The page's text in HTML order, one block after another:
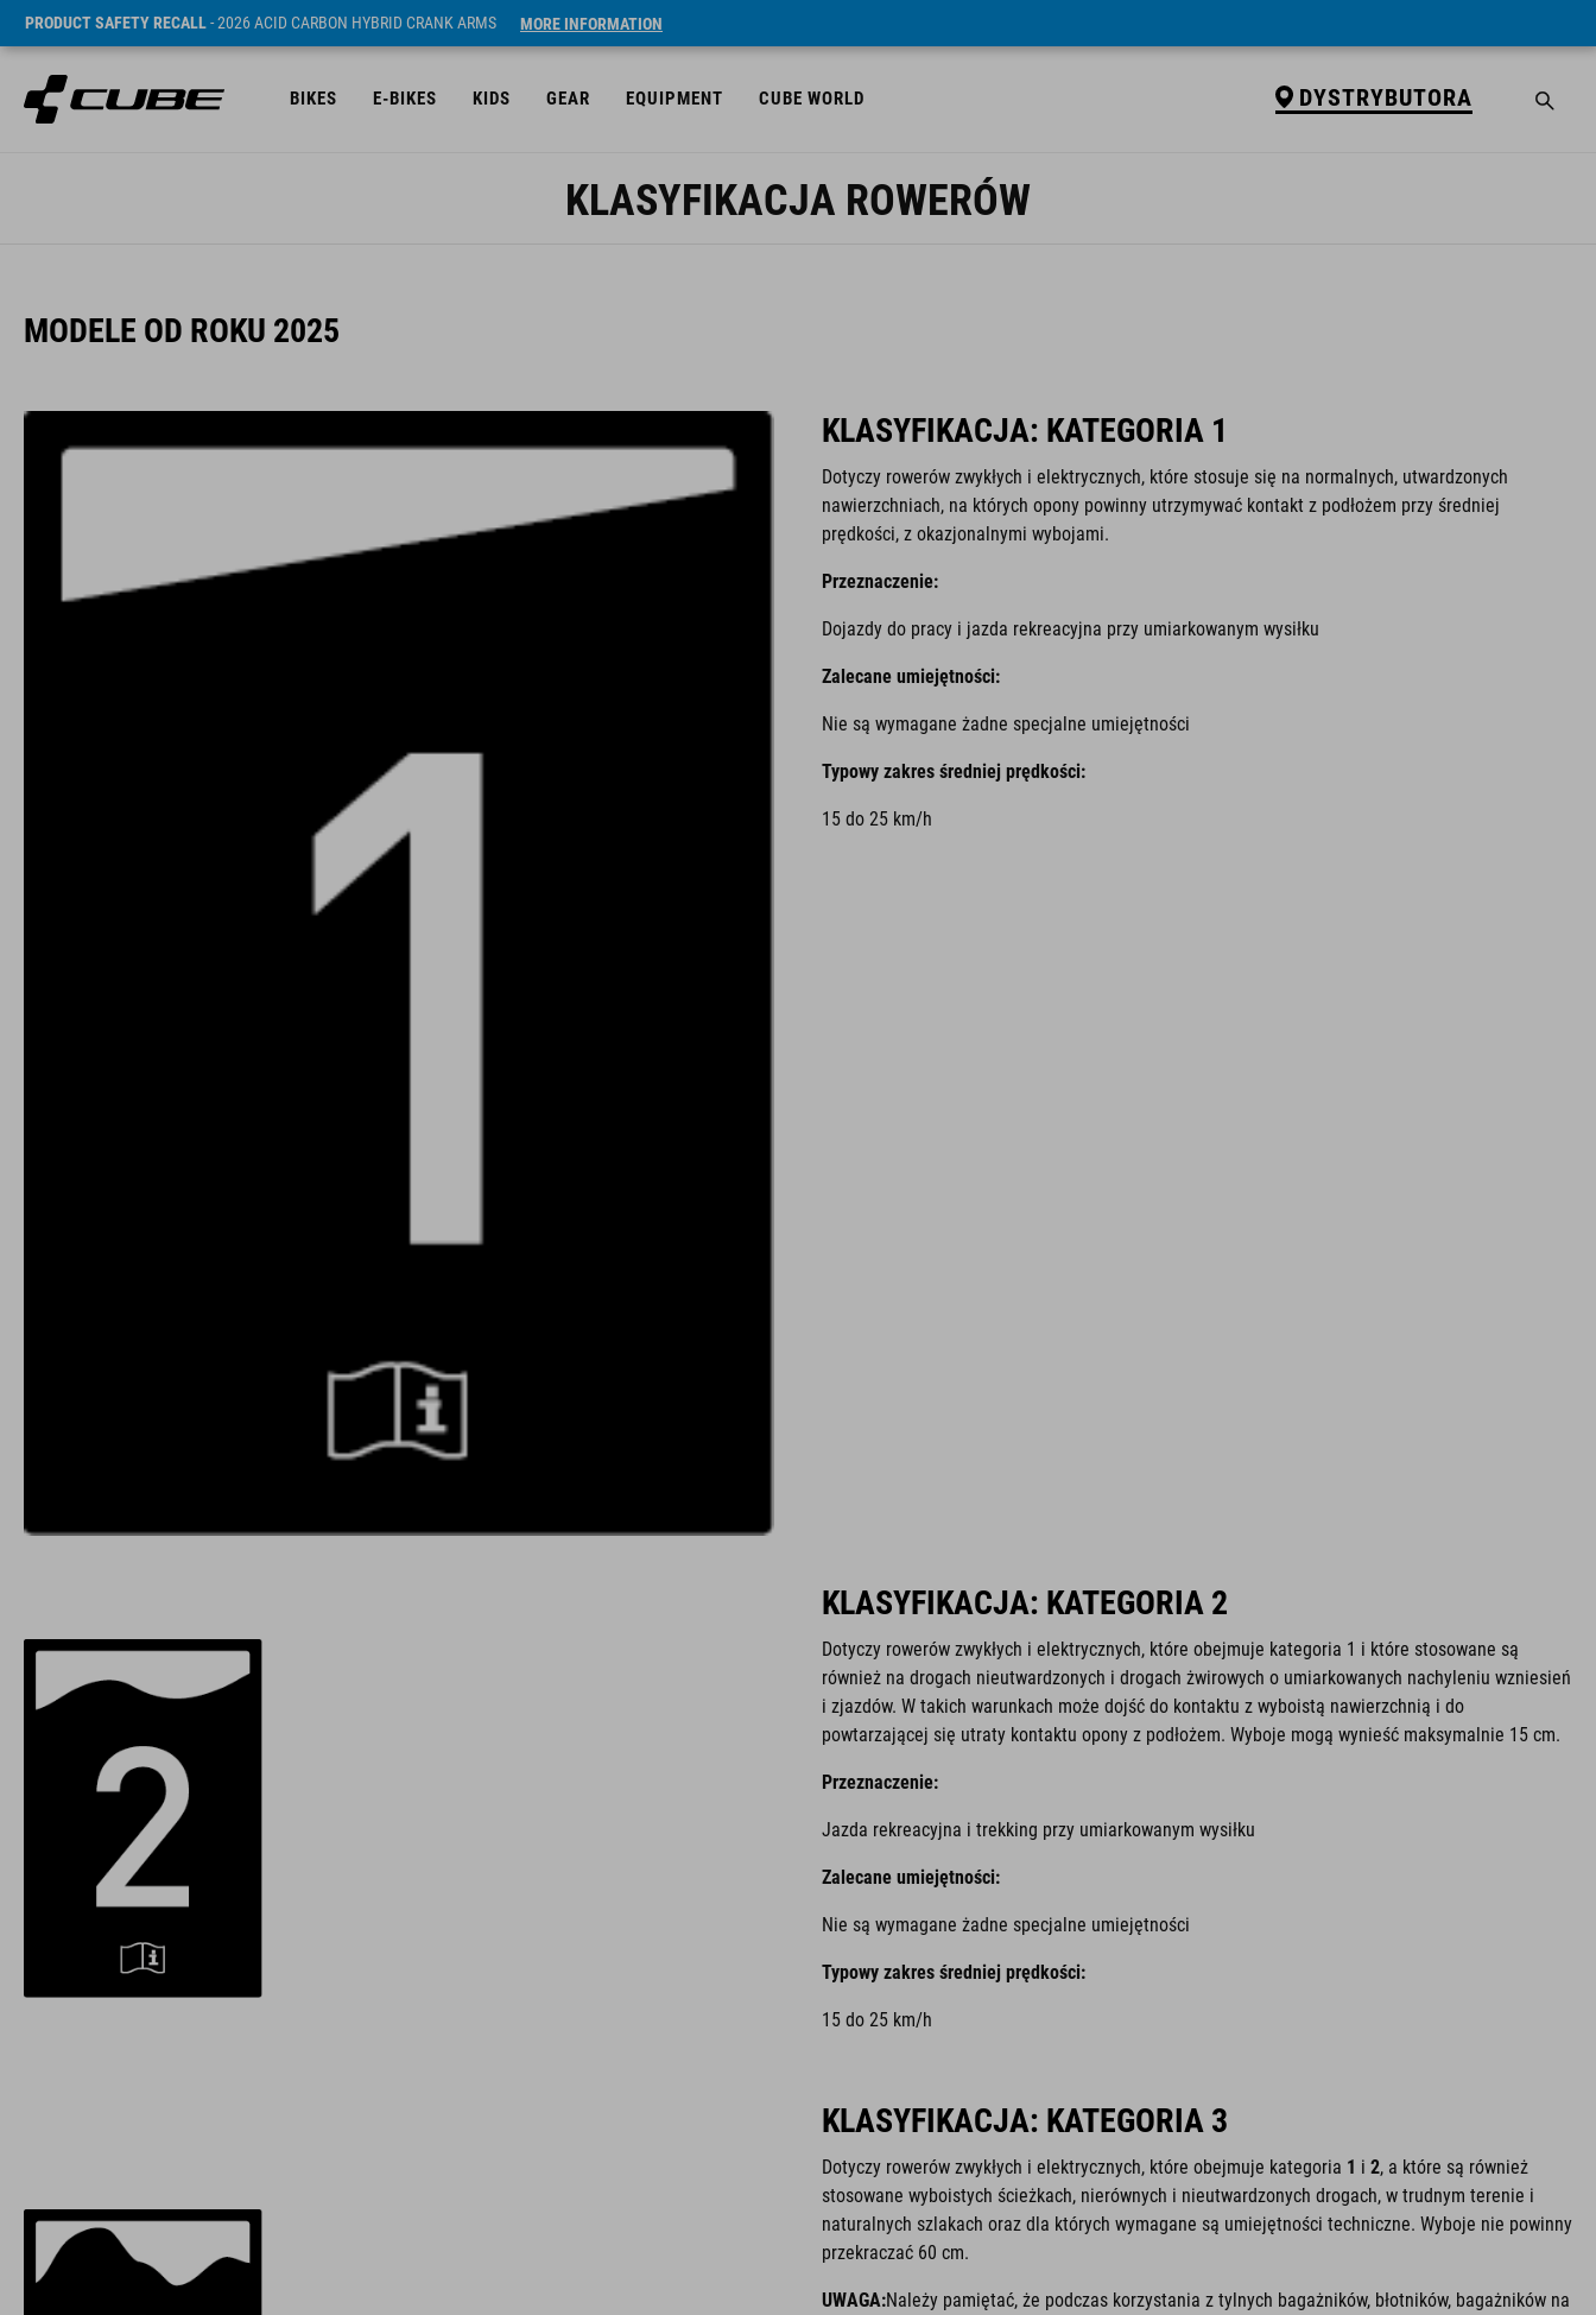
PRODUCT SAFETY RECALL- 2026 ACID CARBON HYBRID CRANK ARMS MORE INFORMATION
BIKES E-BIKES KIDS GEAR EQUIPMENT CUBE WORLD DYSTRYBUTORA
KLASYFIKACJA ROWERÓW
MODELE OD ROKU 2025
KLASYFIKACJA: KATEGORIA 1
Dotyczy rowerów zwykłych i elektrycznych, które stosuje się na normalnych, utwardzonych
nawierzchniach, na których opony powinny utrzymywać kontakt z podłożem przy średniej
prędkości, z okazjonalnymi wybojami.
Przeznaczenie:
Dojazdy do pracy i jazda rekreacyjna przy umiarkowanym wysiłku
Zalecane umiejętności:
Nie są wymagane żadne specjalne umiejętności
Typowy zakres średniej prędkości:
15 do 25 km/h
KLASYFIKACJA: KATEGORIA 2
Dotyczy rowerów zwykłych i elektrycznych, które obejmuje kategoria 1 i które stosowane są
również na drogach nieutwardzonych i drogach żwirowych o umiarkowanych nachyleniu wzniesień
i zjazdów. W takich warunkach może dojść do kontaktu z wyboistą nawierzchnią i do
powtarzającej się utraty kontaktu opony z podłożem. Wyboje mogą wynieść maksymalnie 15 cm.
Przeznaczenie:
Jazda rekreacyjna i trekking przy umiarkowanym wysiłku
Zalecane umiejętności:
Nie są wymagane żadne specjalne umiejętności
Typowy zakres średniej prędkości:
15 do 25 km/h
KLASYFIKACJA: KATEGORIA 3
Dotyczy rowerów zwykłych i elektrycznych, które obejmuje kategoria 1 i 2, a które są również
stosowane wyboistych ścieżkach, nierównych i nieutwardzonych drogach, w trudnym terenie i
naturalnych szlakach oraz dla których wymagane są umiejętności techniczne. Wyboje nie powinny
przekraczać 60 cm.
UWAGA:Należy pamiętać, że podczas korzystania z tylnych bagażników, błotników, bagażników na